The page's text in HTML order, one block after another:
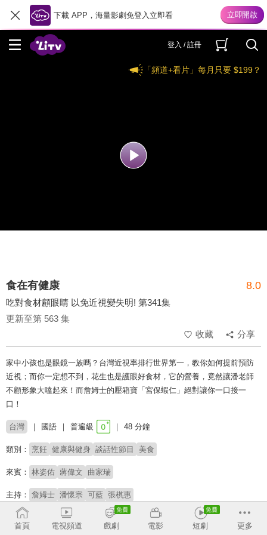
下載 APP，海量影劇免登入立即看
登入 / 註冊
「頻道+看片」每月只要 $199？
食在有健康 8.0
吃對食材顧眼睛 以免近視變失明! 第341集
更新至第 563 集
收藏
分享
家中小孩也是眼鏡一族嗎？台灣近視率排行世界第一，教你如何提前預防
近視；而你一定想不到，花生也是護眼好食材，它的營養，竟然讓潘老師
不顧形象大嗑起來！而詹姆士的壓箱寶「宮保蝦仁」絕對讓你一口接一
口！
台灣 國語 普遍級 48 分鐘
類別： 烹飪 健康與健身 談話性節目 美食
來賓： 林姿佑 蔣偉文 曲家瑞
主持： 詹姆士 潘懷宗 可藍 張棋惠
# 健康保健
# 料理
首頁
電視頻道 戲劇 電影 短劇 更多